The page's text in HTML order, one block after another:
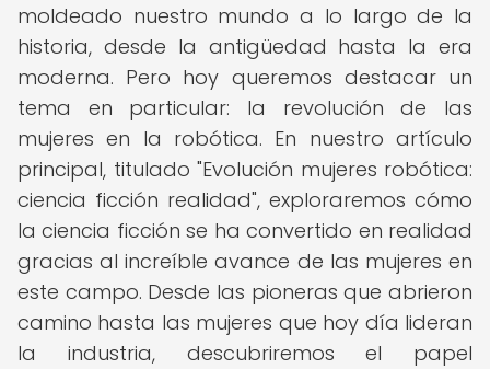
moldeado nuestro mundo a lo largo de la
historia, desde la antigüedad hasta la era
moderna. Pero hoy queremos destacar un
tema en particular: la revolución de las
mujeres en la robótica. En nuestro artículo
principal, titulado "Evolución mujeres robótica:
ciencia ficción realidad", exploraremos cómo
la ciencia ficción se ha convertido en realidad
gracias al increíble avance de las mujeres en
este campo. Desde las pioneras que abrieron
camino hasta las mujeres que hoy día lideran
la industria, descubriremos el papel